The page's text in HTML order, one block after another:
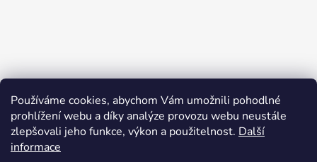
Používáme cookies, abychom Vám umožnili pohodlné
prohlížení webu a díky analýze provozu webu neustále
zlepšovali jeho funkce, výkon a použitelnost. Další
informace